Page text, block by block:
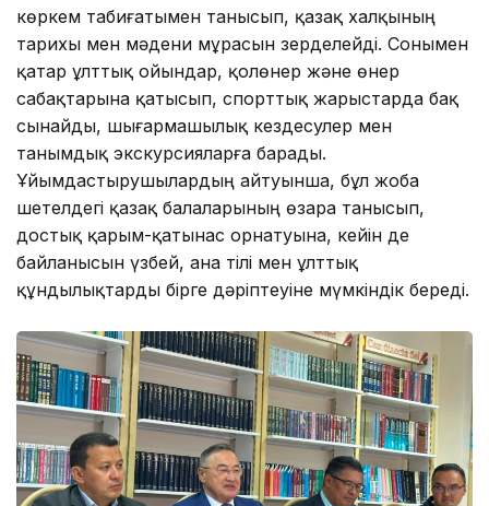
көркем табиғатымен танысып, қазақ халқының
тарихы мен мәдени мұрасын зерделейді. Сонымен
қатар ұлттық ойындар, қолөнер және өнер
сабақтарына қатысып, спорттық жарыстарда бақ
сынайды, шығармашылық кездесулер мен
танымдық экскурсияларға барады.
Ұйымдастырушылардың айтуынша, бұл жоба
шетелдегі қазақ балаларының өзара танысып,
достық қарым-қатынас орнатуына, кейін де
байланысын үзбей, ана тілі мен ұлттық
құндылықтарды бірге дәріптеуіне мүмкіндік береді.